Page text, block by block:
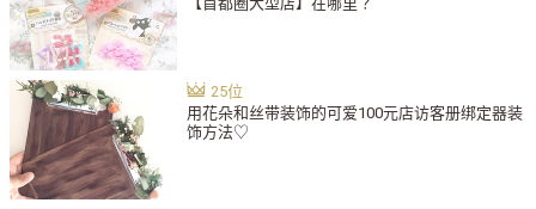
用花朵和丝带装饰的可爱100元店访客册绑定器装
饰方法♡